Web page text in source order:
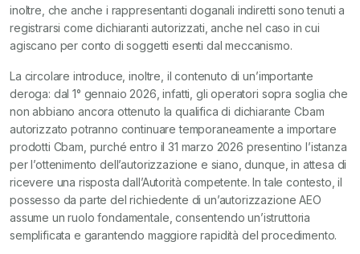
inoltre, che anche i rappresentanti doganali indiretti sono tenuti a
registrarsi come dichiaranti autorizzati, anche nel caso in cui
agiscano per conto di soggetti esenti dal meccanismo.
La circolare introduce, inoltre, il contenuto di un’importante
deroga: dal 1° gennaio 2026, infatti, gli operatori sopra soglia che
non abbiano ancora ottenuto la qualifica di dichiarante Cbam
autorizzato potranno continuare temporaneamente a importare
prodotti Cbam, purché entro il 31 marzo 2026 presentino l’istanza
per l’ottenimento dell’autorizzazione e siano, dunque, in attesa di
ricevere una risposta dall’Autorità competente. In tale contesto, il
possesso da parte del richiedente di un’autorizzazione AEO
assume un ruolo fondamentale, consentendo un’istruttoria
semplificata e garantendo maggiore rapidità del procedimento.